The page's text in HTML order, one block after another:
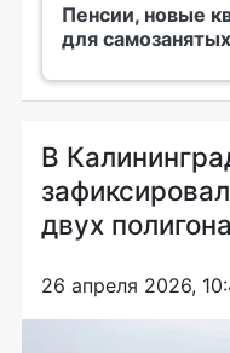
Пенсии, новые
для
В
двух
26 апреля 2026,